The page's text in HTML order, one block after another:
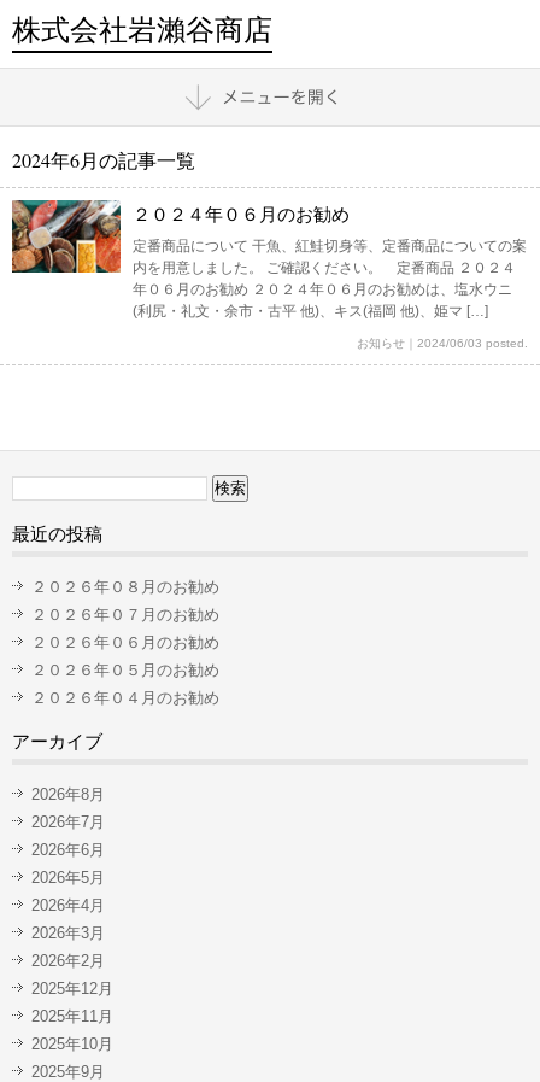
株式会社岩瀨谷商店
2024年6月の記事一覧
２０２４年０６月のお勧め
定番商品について 干魚、紅鮭切身等、定番商品についての案
内を用意しました。 ご確認ください。 定番商品 ２０２４
年０６月のお勧め ２０２４年０６月のお勧めは、塩水ウニ
(利尻・礼文・余市・古平 他)、キス(福岡 他)、姫マ […]
お知らせ 2024/06/03 posted.
最近の投稿
２０２６年０８月のお勧め
２０２６年０７月のお勧め
２０２６年０６月のお勧め
２０２６年０５月のお勧め
２０２６年０４月のお勧め
アーカイブ
2026年8月
2026年7月
2026年6月
2026年5月
2026年4月
2026年3月
2026年2月
2025年12月
2025年11月
2025年10月
2025年9月